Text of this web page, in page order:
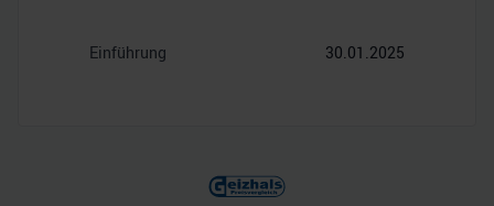
Einführung 30.01.2025